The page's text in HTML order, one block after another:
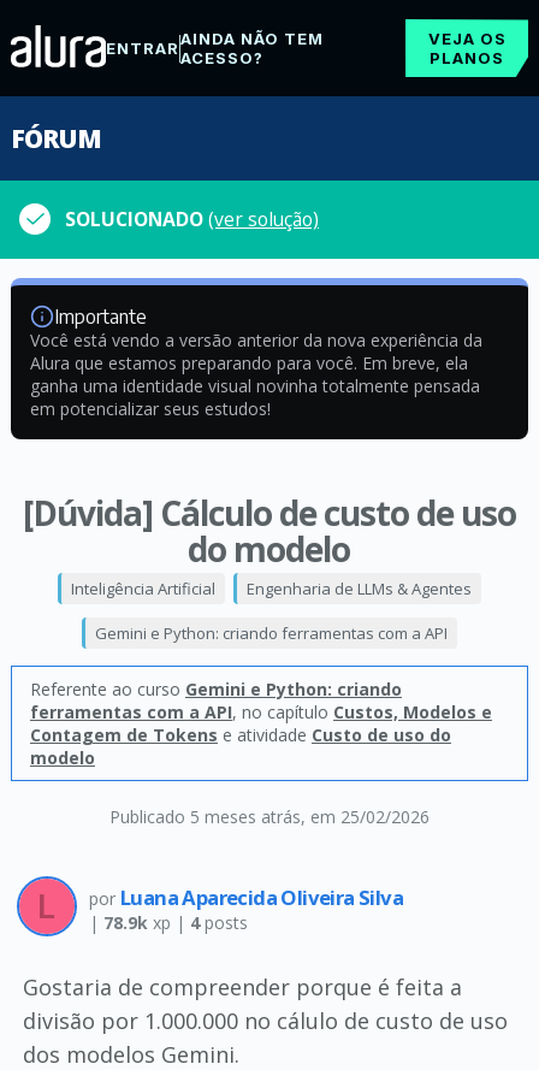
ENTRARAINDA NÃO TEM
ACESSO?
VEJA OS
PLANOS
FÓRUM
SOLUCIONADO(ver solução)
Importante
Você está vendo a versão anterior da nova experiência da
Alura que estamos preparando para você. Em breve, ela
ganha uma identidade visual novinha totalmente pensada
em potencializar seus estudos!
[Dúvida] Cálculo de custo de uso
do modelo
Publicado 5 meses atrás, em 25/02/2026
Inteligência Artificial Engenharia de LLMs & Agentes
Gemini e Python: criando ferramentas com a API
Referente ao curso Gemini e Python: criando
ferramentas com a API, no capítulo Custos, Modelos e
Contagem de Tokens e atividade Custo de uso do
modelo
por Luana Aparecida Oliveira Silva
| 78.9kxp | 4posts
Gostaria de compreender porque é feita a
divisão por 1.000.000 no cálulo de custo de uso
dos modelos Gemini.